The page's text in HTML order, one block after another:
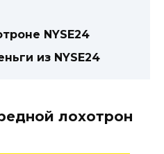
NYSE24
из NYSE24
лохотрон